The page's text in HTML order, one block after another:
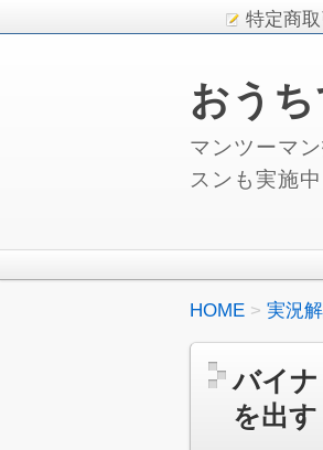
特定商
おう
マンツーマ
スンも実施中
HOME 実況
バイ
を出